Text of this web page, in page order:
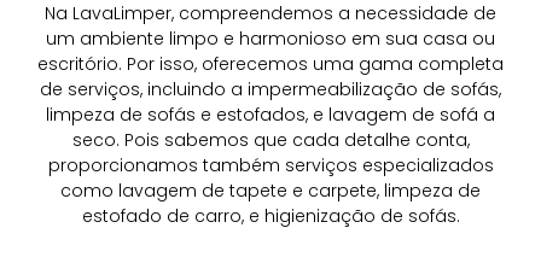
Na LavaLimper, compreendemos a necessidade de
um ambiente limpo e harmonioso em sua casa ou
escritório. Por isso, oferecemos uma gama completa
de serviços, incluindo a impermeabilização de sofás,
limpeza de sofás e estofados, e lavagem de sofá a
seco. Pois sabemos que cada detalhe conta,
proporcionamos também serviços especializados
como lavagem de tapete e carpete, limpeza de
estofado de carro, e higienização de sofás.